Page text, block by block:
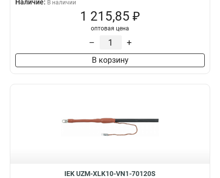
Наличие: В наличии
1 215,85 ₽
оптовая цена
– +
В корзину
IEK UZM-XLK10-VN1-70120S